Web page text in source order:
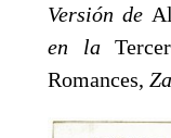
Versión de
en la
Roman­ces,